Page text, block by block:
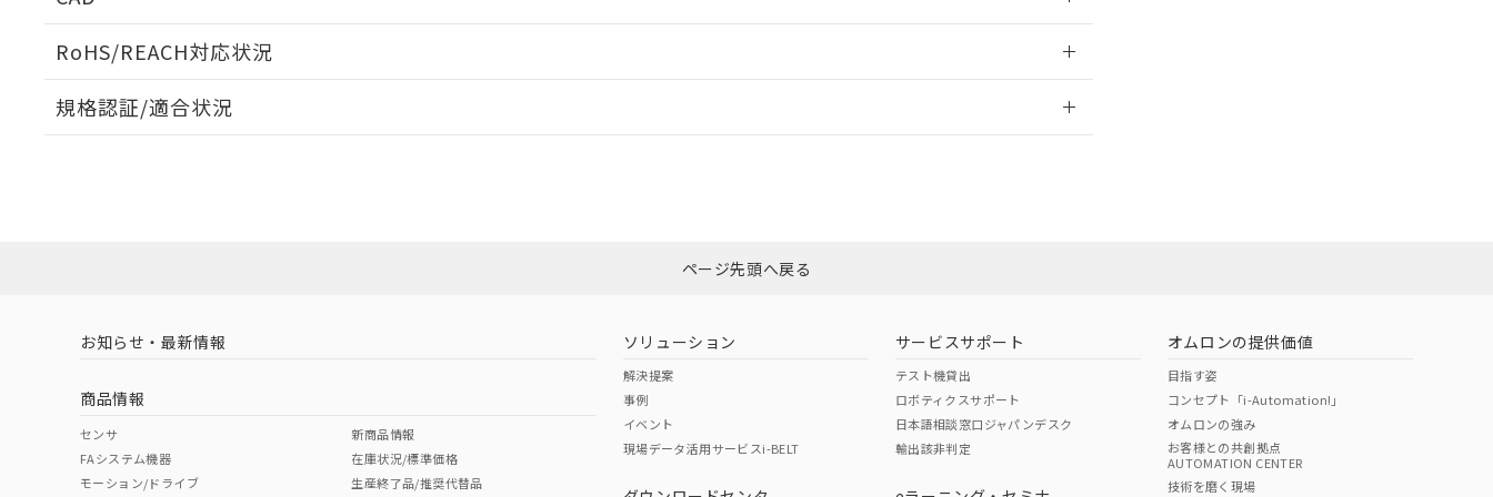
l: 2mm以上、φd: 20mm以上、D: 2mm以上、m: 9mm以上、n: 18mm以上
検出領域
RoHS/REACH対応状況
EU RoHS 注意事項・凡例
ダウンロードはこちら
中国 RoHS 注意事項・凡例
中国 RoHS表
Pb Hg Cr(VI)
規格認証/適合状況
（イギリス
（ノルウェー
（日本
（アメリカ
ページ先頭へ戻る
お知らせ・最新情報
商品情報
センサ
FAシステム機器
モーション/ドライブ
新商品情報
在庫状況/標準価格
生産終了品/推奨代替品
ソリューション
解決提案
事例
イベント
現場データ活用サービスi-BELT
サービスサポート
テスト機貸出
ロボティクスサポート
日本語相談窓口ジャパンデスク
輸出該非判定
オムロンの提供価値
目指す姿
コンセプト「i-Automation!」
オムロンの強み
お客様との共創拠点
AUTOMATION CENTER
技術を磨く現場